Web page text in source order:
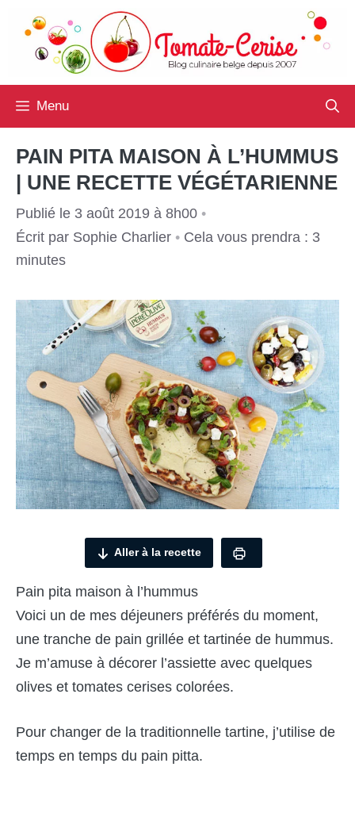
contenu
Menu
PAIN PITA MAISON À L’HUMMUS
| UNE RECETTE VÉGÉTARIENNE
Publié le 3 août 2019 à 8h00 •
Écrit par Sophie Charlier • Cela vous prendra : 3
minutes
Aller à la recette
Pain pita maison à l’hummus
Voici un de mes déjeuners préférés du moment,
une tranche de pain grillée et tartinée de hummus.
Je m’amuse à décorer l’assiette avec quelques
olives et tomates cerises colorées.
Pour changer de la traditionnelle tartine, j’utilise de
temps en temps du pain pitta.